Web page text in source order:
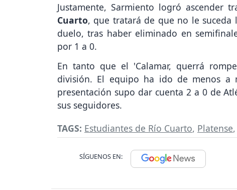
Justamente, Sarmiento logró ascender
Cuarto, que tratará de que no le suceda
duelo, tras haber eliminado en
por 1 a 0.
En tanto que el 'Calamar, querrá
división. El equipo ha ido de menos a
presentación supo dar cuenta 2 a 0 de
sus seguidores.
TAGS: Estudiantes de Río Cuarto, Platense,
SÍGUENOS EN: